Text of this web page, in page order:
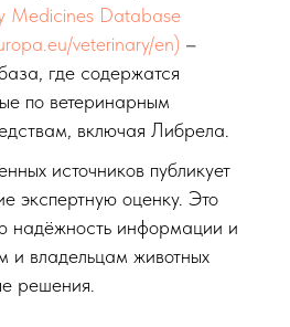
Medicines Database
veterinary/en) –
где содержатся
по ветеринарным
включая Либрела.
источников публикует
экспертную оценку. Это
надёжность информации и
и владельцам животных
решения.